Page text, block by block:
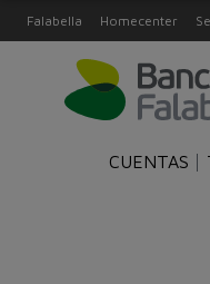
Falabella Homecenter
CUENTAS